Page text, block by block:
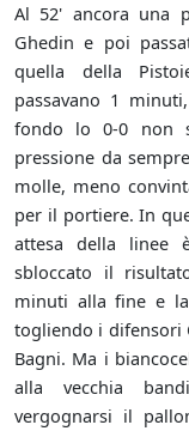
Al 52' ancora una
Ghedin e poi
quella della
passavano 1
fondo lo 0-0 non
pressione da
molle, meno
per il portiere. In
attesa della linee
sbloccato il
minuti alla fine e
togliendo i difensori
Bagni. Ma i
alla vecchia
vergognarsi il